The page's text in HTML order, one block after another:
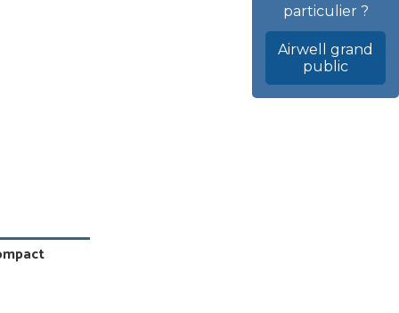
particulier ?
Airwell grand
public